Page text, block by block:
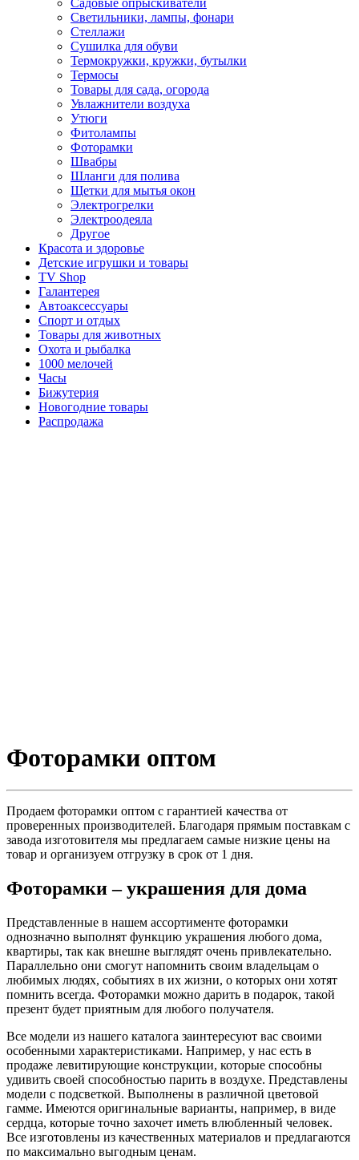
Светильники, лампы, фонари
Стеллажи
Сушилка для обуви
Термокружки, кружки, бутылки
Термосы
Товары для сада, огорода
Увлажнители воздуха
Утюги
Фитолампы
Фоторамки
Швабры
Шланги для полива
Щетки для мытья окон
Электрогрелки
Электроодеяла
Другое
Красота и здоровье
Детские игрушки и товары
TV Shop
Галантерея
Автоаксессуары
Спорт и отдых
Товары для животных
Охота и рыбалка
1000 мелочей
Часы
Бижутерия
Новогодние товары
Распродажа
Фоторамки оптом
Продаем фоторамки оптом с гарантией качества от
проверенных производителей. Благодаря прямым поставкам с
завода изготовителя мы предлагаем самые низкие цены на
товар и организуем отгрузку в срок от 1 дня.
Фоторамки – украшения для дома
Представленные в нашем ассортименте фоторамки
однозначно выполнят функцию украшения любого дома,
квартиры, так как внешне выглядят очень привлекательно.
Параллельно они смогут напомнить своим владельцам о
любимых людях, событиях в их жизни, о которых они хотят
помнить всегда. Фоторамки можно дарить в подарок, такой
презент будет приятным для любого получателя.
Все модели из нашего каталога заинтересуют вас своими
особенными характеристиками. Например, у нас есть в
продаже левитирующие конструкции, которые способны
удивить своей способностью парить в воздухе. Представлены
модели с подсветкой. Выполнены в различной цветовой
гамме. Имеются оригинальные варианты, например, в виде
сердца, которые точно захочет иметь влюбленный человек.
Все изготовлены из качественных материалов и предлагаются
по максимально выгодным ценам.